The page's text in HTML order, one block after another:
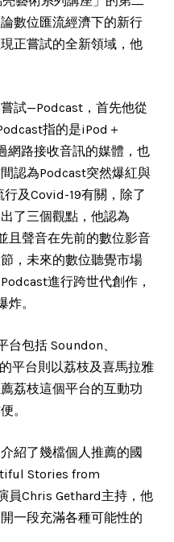
數位匯流經濟下的新行
正嘗試的全新領域，他
試—Podcast，首先他從
指的是iPod＋
網路接收音訊的媒體，也
認為Podcast突然爆紅與
及Covid-19有關，除了
了三個觀點，他認為
且聲音在先前的數位影音
，未來的數位聽覺市場
進行跨世代創作，
。
台包括 Soundon、
平台則以荔枝及喜馬拉雅
荔枝這個平台的互動功
。
紹了幾檔個人推薦的國
Stories from
員Chris Gethard主持，他
一段充滿各種可能性的